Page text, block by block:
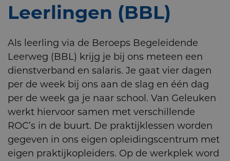
Leerlingen (BBL)
Als leerling via de Beroeps Begeleidende
Leerweg (BBL) krijg je bij ons meteen een
dienstverband en salaris. Je gaat vier dagen
per de week bij ons aan de slag en één dag
per de week ga je naar school. Van Geleuken
werkt hiervoor samen met verschillende
ROC’s in de buurt. De praktijklessen worden
gegeven in ons eigen opleidingscentrum met
eigen praktijkopleiders. Op de werkplek word